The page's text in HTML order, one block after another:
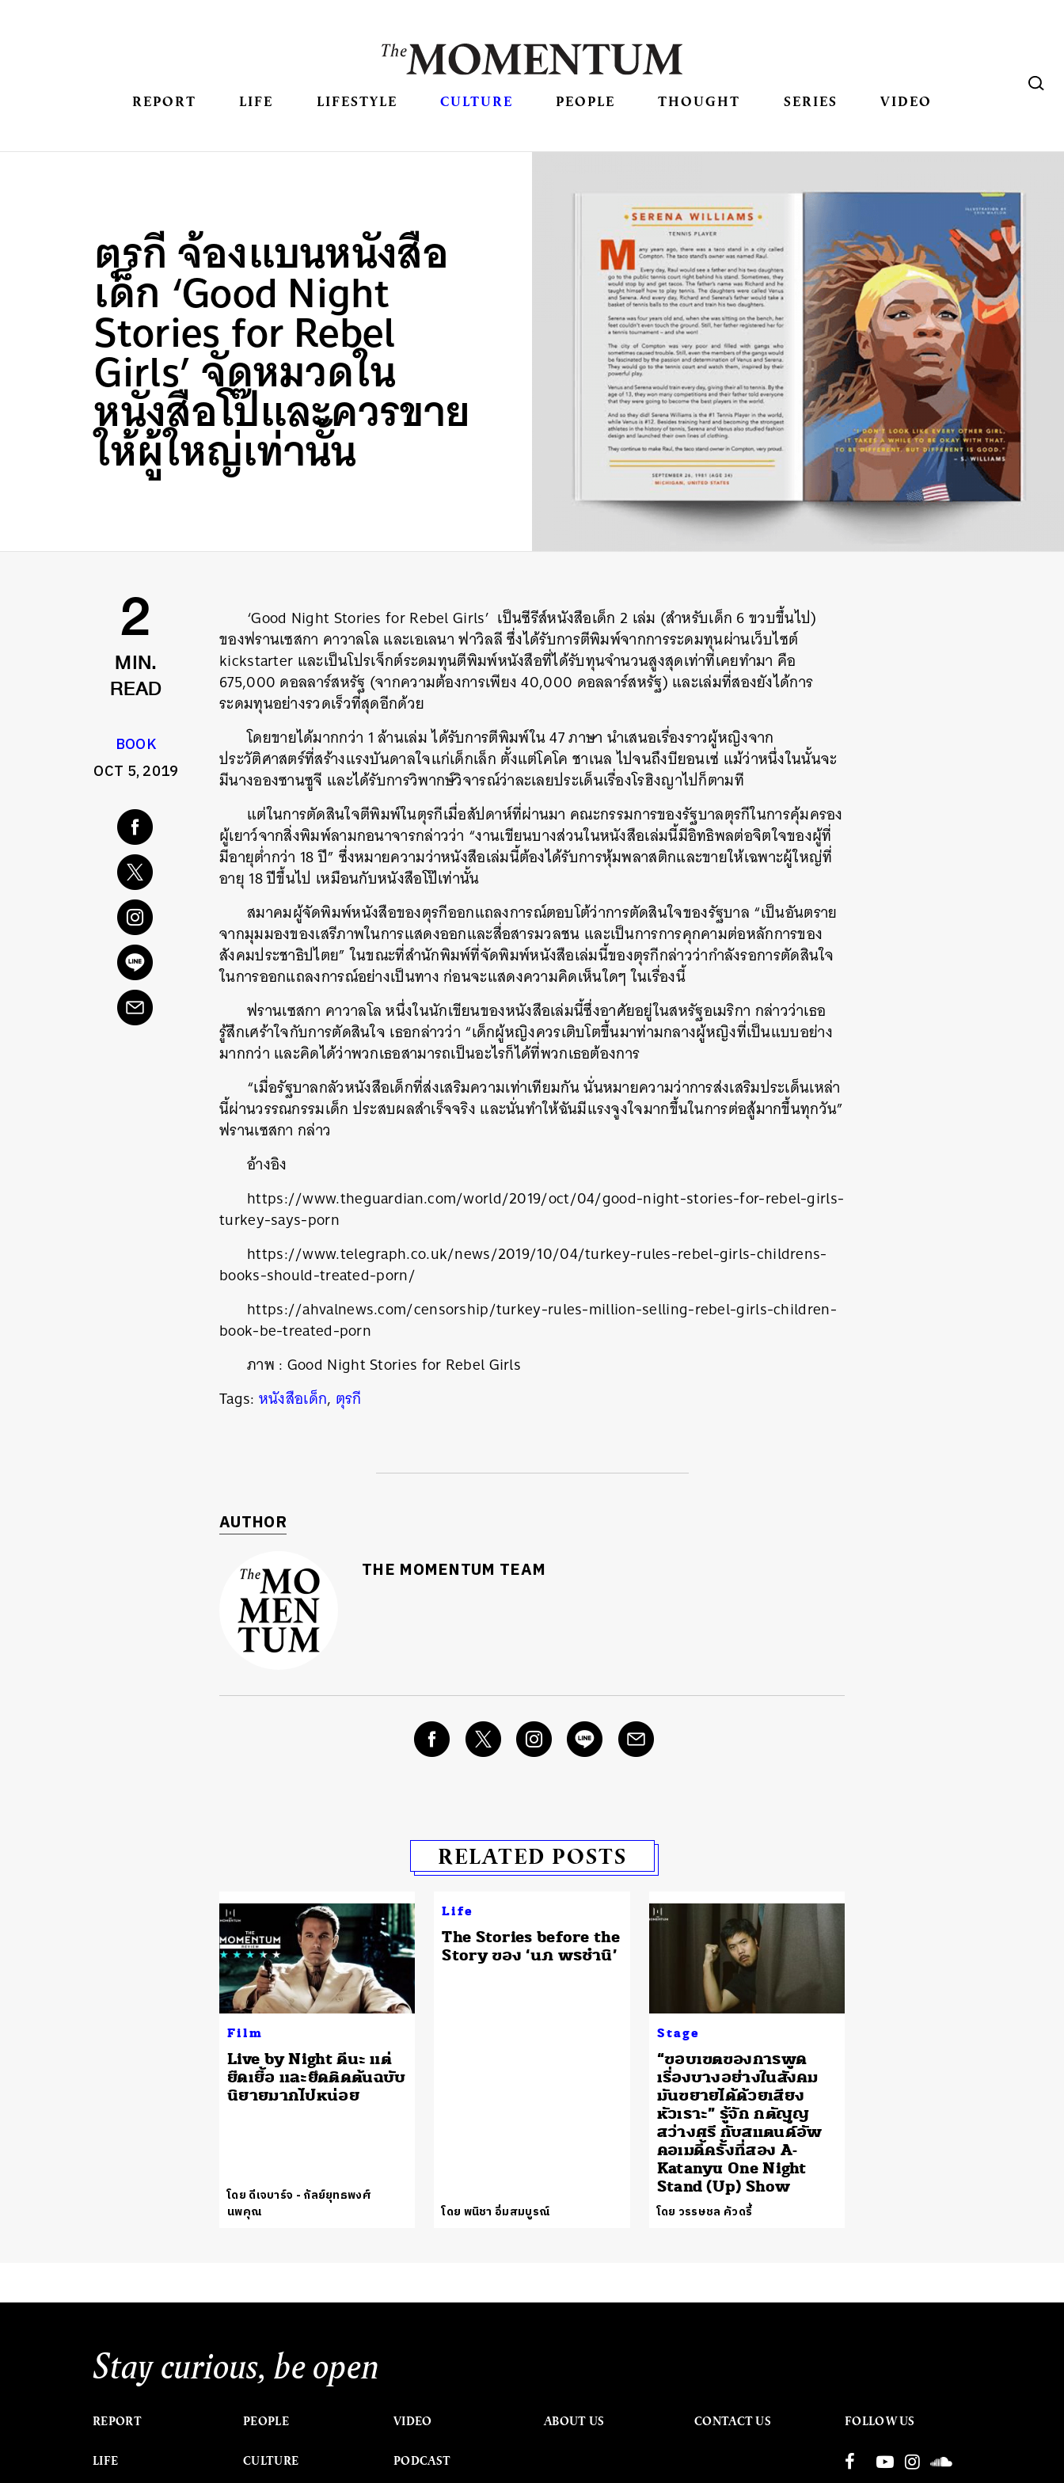
REPORT LIFE LIFESTYLE CULTURE PEOPLE THOUGHT SERIES VIDEO
ตุรกี จ้องแบนหนังสือ
เด็ก ‘Good Night
Stories for Rebel
Girls’ จัดหมวดใน
หนังสือโป๊และควรขาย
ให้ผู้ใหญ่เท่านั้น
2
MIN.
READ
BOOK
OCT 5, 2019
‘Good Night Stories for Rebel Girls’ เป็นซีรีส์หนังสือเด็ก 2 เล่ม (สำหรับเด็ก 6ขวบขึ้นไป)
ของฟรานเซสกา คาวาลโล และเอเลนาฟาวิลลีซึ่งได้รับการตีพิมพ์จากการระดมทุนผ่านเว็บไซต์
kickstarter และเป็นโปรเจ็กต์ระดมทุนตีพิมพ์หนังสือที่ได้รับทุนจำนวนสูงสุดเท่าที่เคยทำมา คือ
675,000 ดอลลาร์สหรัฐ (จากความต้องการเพียง40,000 ดอลลาร์สหรัฐ) และเล่มที่สองยังได้การ
ระดมทุนอย่างรวดเร็วที่สุดอีกด้วย
โดยขายได้มากกว่า 1ล้านเล่มได้รับการตีพิมพ์ใน47ภาษา นำเสนอเรื่องราวผู้หญิงจาก
ประวัติศาสตร์ที่สร้างแรงบันดาลใจแก่เด็กเล็ก ตั้งแต่โคโค ชาเนล ไปจนถึงบียอนเซ่ แม้ว่าหนึ่งในนั้นจะ
มีนางอองซานซูจี และได้รับการวิพากษ์วิจารณ์ว่าละเลยประเด็นเรื่องโรฮิงญาไปก็ตามที
แต่ในการตัดสินใจตีพิมพ์ในตุรกีเมื่อสัปดาห์ที่ผ่านมา คณะกรรมการของรัฐบาลตุรกีในการคุ้มครอง
ผู้เยาว์จากสิ่งพิมพ์ลามกอนาจารกล่าวว่า “งานเขียนบางส่วนในหนังสือเล่มนี้มีอิทธิพลต่อจิตใจของผู้ที่
มีอายุต่ำกว่า 18ปี” ซึ่งหมายความว่าหนังสือเล่มนี้ต้องได้รับการหุ้มพลาสติกและขายให้เฉพาะผู้ใหญ่ที่
อายุ18ปีขึ้นไป เหมือนกับหนังสือโป๊เท่านั้น
สมาคมผู้จัดพิมพ์หนังสือของตุรกีออกแถลงการณ์ตอบโต้ว่าการตัดสินใจของรัฐบาล “เป็นอันตราย
จากมุมมองของเสรีภาพในการแสดงออกและสื่อสารมวลชน และเป็นการการคุกคามต่อหลักการของ
สังคมประชาธิปไตย”ในขณะที่สำนักพิมพ์ที่จัดพิมพ์หนังสือเล่มนี้ของตุรกีกล่าวว่ากำลังรอการตัดสินใจ
ในการออกแถลงการณ์อย่างเป็นทางก่อนจะแสดงความคิดเห็นใดๆ ในเรื่องนี้
ฟรานเซสกา คาวาลโลหนึ่งในนักเขียนของหนังสือเล่มนี้ซึ่งอาศัยอยู่ในสหรัฐอเมริกา กล่าวว่าเธอ
รู้สึกเศร้าใจกับการตัดสินใจ เธอกล่าวว่า “เด็กผู้หญิงควรเติบโตขึ้นมาท่ามกลางผู้หญิงที่เป็นแบบอย่าง
มากกว่า และคิดได้ว่าพวกเธอสามารถเป็นอะไรก็ได้ที่พวกเธอต้องการ
“เมื่อรัฐบาลกลัวหนังสือเด็กที่ส่งเสริมความเท่าเทียมกัน นั่นหมายความว่าการส่งเสริมประเด็นเหล่า
นี้ผ่านวรรณกรรมเด็ก ประสบผลสำเร็จจริง และนั่นทำให้ฉันมีแรงจูงใจมากขึ้นในการต่อสู้มากขึ้นทุกวัน”
ฟรานเซสกา กล่าว
อ้างอิง
https://www.theguardian.com/world/2019/oct/04/good-night-stories-for-rebel-girls-
turkey-says-porn
https://www.telegraph.co.uk/news/2019/10/04/turkey-rules-rebel-girls-childrens-
books-should-treated-porn/
https://ahvalnews.com/censorship/turkey-rules-million-selling-rebel-girls-children-
book-be-treated-porn
ภาพ : Good Night Stories for Rebel Girls
Tags: หนังสือเด็ก, ตุรกี
AUTHOR
THE MOMENTUM TEAM
RELATED POSTS
Film
Live by Night ดีนะ แต่
ยืดเยื้อ และยึดติดต้นฉบับ
นิยายมากไปหน่อย
โดย ดีเจบาร์จ - กัลย์ยุทธพงศ์
นพคุณ
Life
The Stories before the
Story ของ ‘นภ พรชำนิ’
โดย พนิชา อิ่มสมบูรณ์
Stage
“ขอบเขตของการพูด
เรื่องบางอย่างในสังคม
มันขยายได้ด้วยเสียง
หัวเราะ” รู้จัก กตัญญู
สว่างศรี กับสแตนด์อัพ
คอเมดี้ครั้งที่สอง A-
Katanyu One Night
Stand (Up) Show
โดย วรรษชล คัวดรี้
Stay curious, be open
REPORT
LIFE
PEOPLE
CULTURE
VIDEO
PODCAST
ABOUT US CONTACT US FOLLOW US
SHARE TWEET